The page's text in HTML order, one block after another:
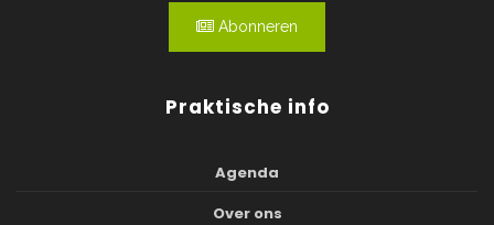
Abonneren
Praktische info
Agenda
Over ons